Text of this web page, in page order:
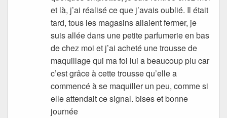
et là, j’ai réalisé ce que j’avais oublié. Il était
tard, tous les magasins allaient fermer, je
suis allée dans une petite parfumerie en bas
de chez moi et j’ai acheté une trousse de
maquillage qui ma foi lui a beaucoup plu car
c’est grâce à cette trousse qu’elle a
commencé à se maquiller un peu, comme si
elle attendait ce signal. bises et bonne
journée